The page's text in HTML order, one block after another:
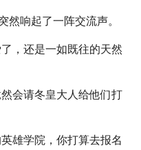
然响起了一阵交流声。
，还是一如既往的天然
会请冬皇大人给他们打
雄学院，你打算去报名